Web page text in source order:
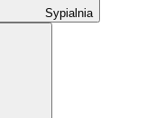
Sypialnia